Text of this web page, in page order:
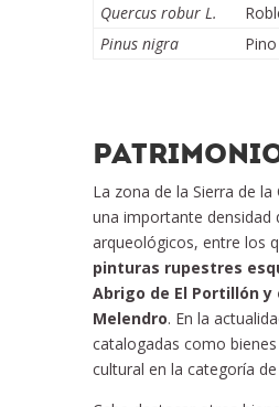
Quercus robur L.
Pinus nigra
La zona de la Sierra de la
una importante densidad
arqueológicos, entre los
pinturas rupestres
Abrigo de El Portillón y
Melendro. En la
catalogadas como
cultural en la categoría